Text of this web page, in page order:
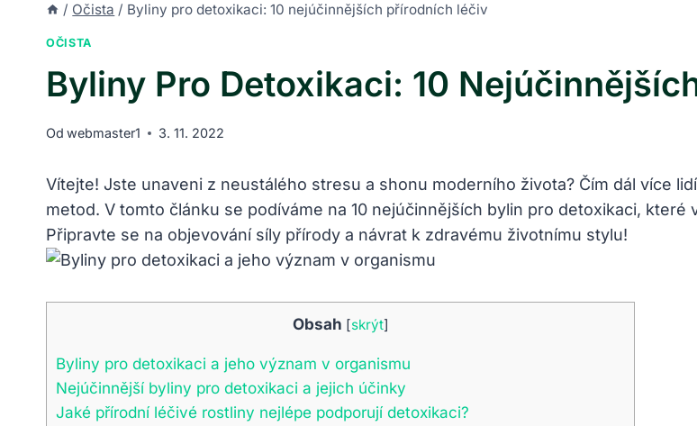
/ Očista / Byliny pro detoxikaci: 10 nejúčinnějších přírodních léčiv
OČISTA
Byliny Pro Detoxikaci: 10
Od webmaster1 3. 11. 2022
Vítejte! Jste unaveni z neustálého stresu a shonu moderního života? Čím dál více
metod. V tomto článku se podíváme na 10 nejúčinnějších bylin pro detoxikaci,
Připravte se na objevování síly přírody a návrat k zdravému životnímu stylu!
Obsah [skrýt]
Byliny pro detoxikaci a jeho význam v organismu
Nejúčinnější byliny pro detoxikaci a jejich účinky
Jaké přírodní léčivé rostliny nejlépe podporují detoxikaci?